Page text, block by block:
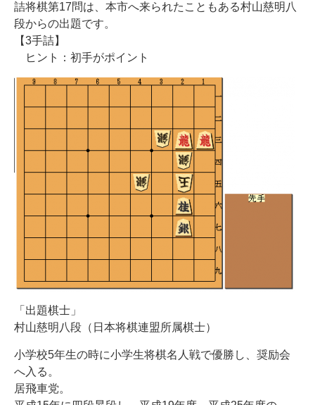
詰将棋第17問は、本市へ来られたこともある村山慈明八
段からの出題です。
【3手詰】
ヒント：初手がポイント
「出題棋士」
村山慈明八段（日本将棋連盟所属棋士）
小学校5年生の時に小学生将棋名人戦で優勝し、奨励会
へ入る。
居飛車党。